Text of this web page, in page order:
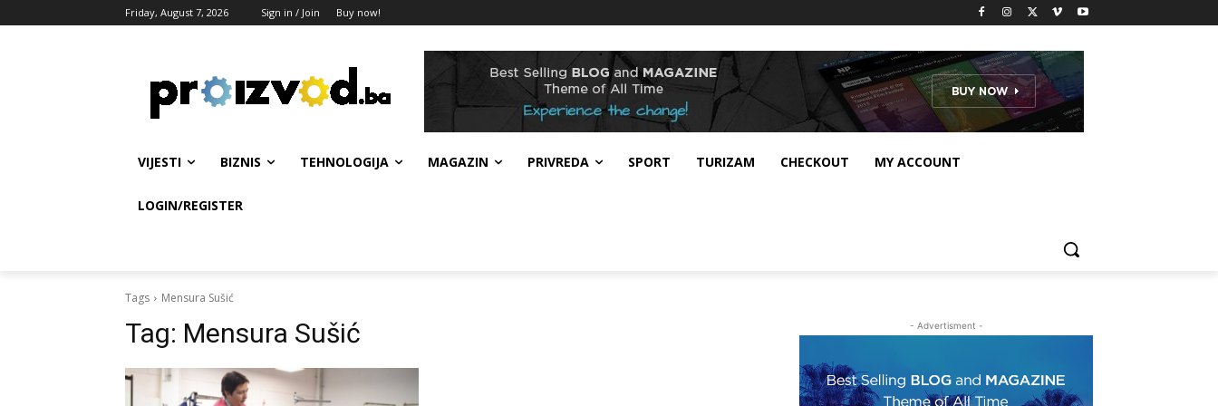
Friday, August 7, 2026 Sign in / Join Buy now!
VIJESTI BIZNIS TEHNOLOGIJA MAGAZIN PRIVREDA SPORT TURIZAM CHECKOUT MY ACCOUNT
LOGIN/REGISTER
Tags Mensura Sušić
Tag: Mensura Sušić - Advertisment -